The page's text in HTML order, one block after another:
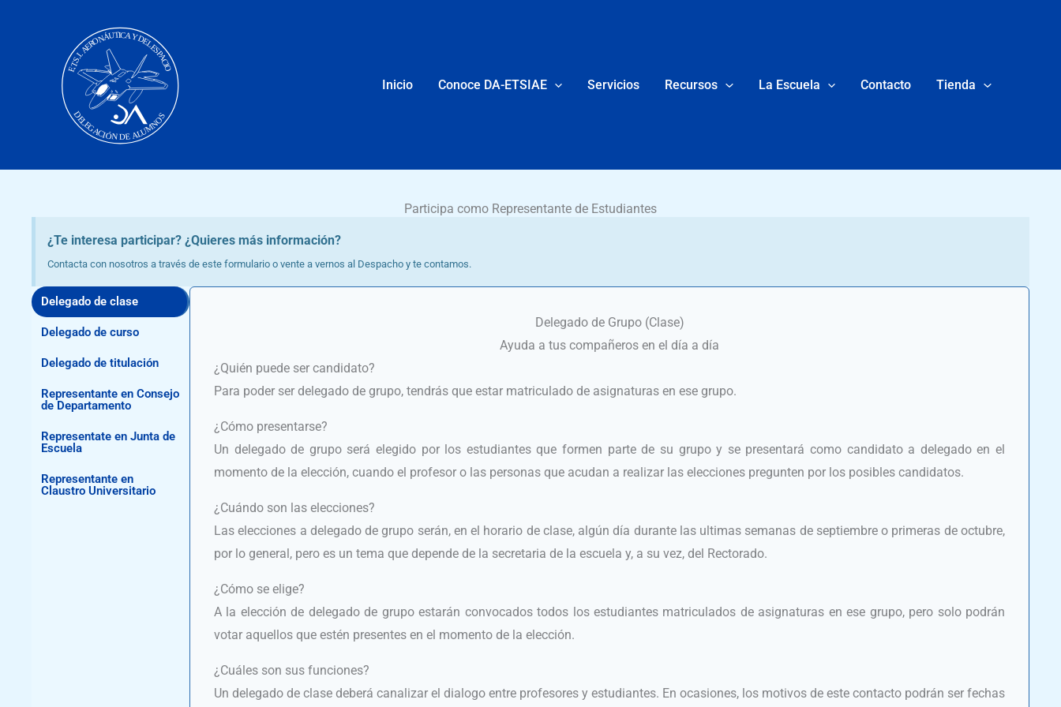
Inicio
Conoce DA-ETSIAE Servicios Recursos La Escuela Contacto Tienda
Participa como Representante de Estudiantes
¿Te interesa participar? ¿Quieres más información?
Contacta con nosotros a través de este formulario o vente a vernos al Despacho y te contamos.
Delegado de clase
Delegado de curso
Delegado de titulación
Representante en Consejo
de Departamento
Representate en Junta de
Escuela
Representante en
Claustro Universitario
Delegado de Grupo (Clase)
Ayuda a tus compañeros en el día a día
¿Quién puede ser candidato?
Para poder ser delegado de grupo, tendrás que estar matriculado de asignaturas en ese grupo.
¿Cómo presentarse?
Un delegado de grupo será elegido por los estudiantes que formen parte de su grupo y se presentará como candidato a delegado en el
momento de la elección, cuando el profesor o las personas que acudan a realizar las elecciones pregunten por los posibles candidatos.
¿Cuándo son las elecciones?
Las elecciones a delegado de grupo serán, en el horario de clase, algún día durante las ultimas semanas de septiembre o primeras de octubre,
por lo general, pero es un tema que depende de la secretaria de la escuela y, a su vez, del Rectorado.
¿Cómo se elige?
A la elección de delegado de grupo estarán convocados todos los estudiantes matriculados de asignaturas en ese grupo, pero solo podrán
votar aquellos que estén presentes en el momento de la elección.
¿Cuáles son sus funciones?
Un delegado de clase deberá canalizar el dialogo entre profesores y estudiantes. En ocasiones, los motivos de este contacto podrán ser fechas